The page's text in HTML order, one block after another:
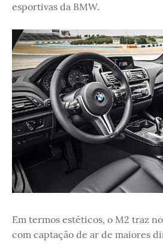
esportivas da BMW.
Em termos estéticos, o M2 traz
com captação de ar de maiores